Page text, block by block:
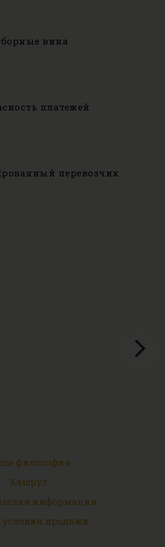
вина
платежей
перевозчик
философия
Кашрут
информация
продажи